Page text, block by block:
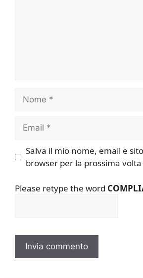
Nome
Email
Salva il mio nome, email e
browser per la prossima
Please retype the word